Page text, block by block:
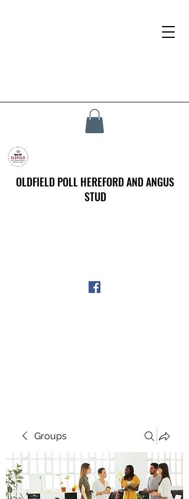
OLDFIELD POLL HEREFORD AND ANGUS
STUD
Groups